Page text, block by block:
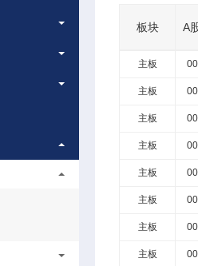
板块 A
主板
主板
主板
主板
主板
主板
主板
主板